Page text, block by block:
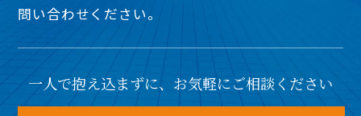
問い合わせください。
一人で抱え込まずに、お気軽にご相談ください